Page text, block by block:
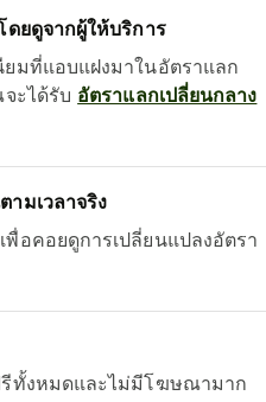
ดยดูจากผู้ให้บริการ
ยมที่แอบแฝงมาในอัตราแลก
ะได้รับ อัตราแลกเปลี่ยนกลาง
ามเวลาจริง
อคอยดูการเปลี่ยนแปลงอัตรา
รีทั้งหมดและไม่มีโฆษณามาก